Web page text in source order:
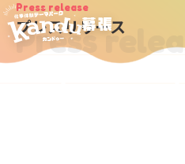
Press
Press release
プレスリリース